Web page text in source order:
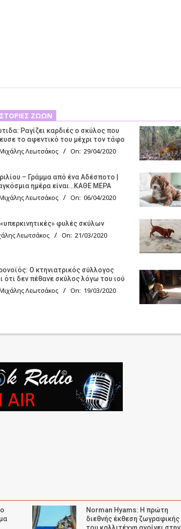
ΖΏΩΝ
Ραγίζει καρδιές ο σκύλος που
το αφεντικό του μέχρι τον τάφο
Λεωτσάκος On: 29/04/2020
– Γράμμα από ένα Αδέσποτο |
ημέρα είναι…ΚΑΘΕ ΜΕΡΑ
Λεωτσάκος On: 06/04/2020
φυλές σκύλων
Λεωτσάκος On: 21/03/2020
Ο κτηνιατρικός σύλλογος
ότι δεν πέθανε σκύλος λόγω του ιού
Λεωτσάκος On: 19/03/2020
Norman Hyams: Η πρώτη
διεθνής έκθεση ζωγραφικής